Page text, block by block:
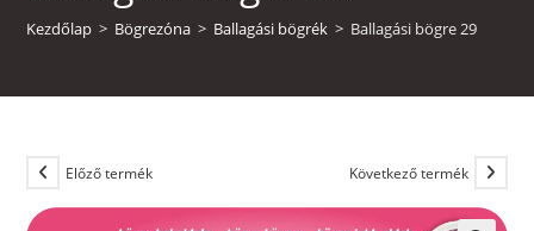
Kezdőlap > Bögrezóna > Ballagási bögrék > Ballagási bögre 29
Előző termék Következő termék